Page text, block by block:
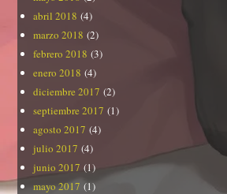
abril 2018 (4)
marzo 2018 (2)
febrero 2018 (3)
enero 2018 (4)
diciembre 2017 (2)
septiembre 2017 (1)
agosto 2017 (4)
julio 2017 (4)
junio 2017 (1)
mayo 2017 (1)